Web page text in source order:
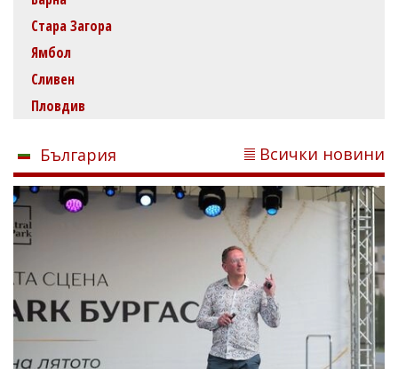
Стара Загора
Ямбол
Сливен
Пловдив
България Всички новини